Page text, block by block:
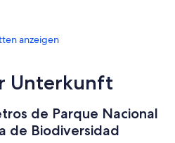
anzeigen
Unterkunft
de Parque Nacional
de Biodiversidad